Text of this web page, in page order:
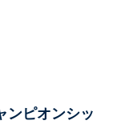
ンピオンシッ